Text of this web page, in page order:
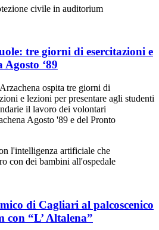
tre giorni di esercitazioni e
Agosto ‘89
ospita tre giorni di
e lezioni per presentare agli studenti
il lavoro dei volontari
Agosto '89 e del Pronto
di Cagliari al palcoscenico
“L’ Altalena”